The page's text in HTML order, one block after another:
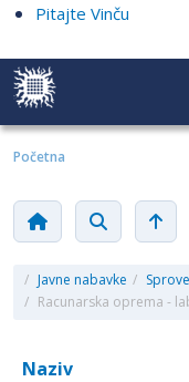
Pitajte Vinču
Početna
/ Javne nabavke /
/ Racunarska oprema -
Naziv